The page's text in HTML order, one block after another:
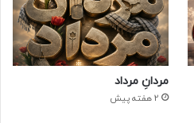
مردانِ مرداد
2 هفته پیش